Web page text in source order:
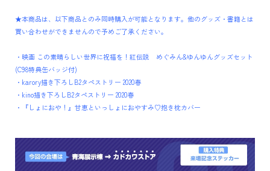
★本商品は、以下商品とのみ同時購入が可能となります。他のグッズ・書籍とは
買い合わせができませんので予めご了承ください。
・映画 この素晴らしい世界に祝福を！紅伝説 めぐみん&ゆんゆんグッズセット
(C98特典缶バッジ付)
・karory描き下ろしB2タペストリー 2020春
・kino描き下ろしB2タペストリー 2020春
・『しょにおや！』甘恵といっしょにおやすみ♡抱き枕カバー